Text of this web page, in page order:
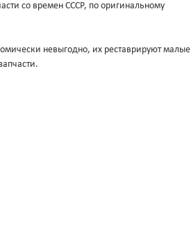
со времен СССР, по оригинальному
невыгодно, их реставрируют малые